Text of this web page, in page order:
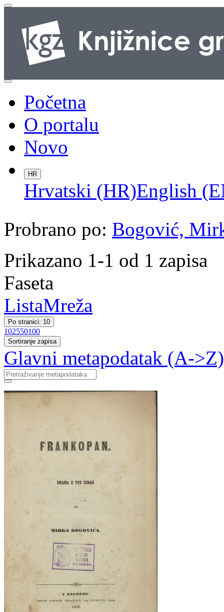
Početna
O portalu
Novo
HR
Hrvatski (HR)English
Probrano po: Bogović,
Prikazano 1-1 od 1 zapisa
Faseta
ListaMreža
Po stranici: 10
102550100
Sortiranje zapisa
Glavni metapodatak (A->Z)